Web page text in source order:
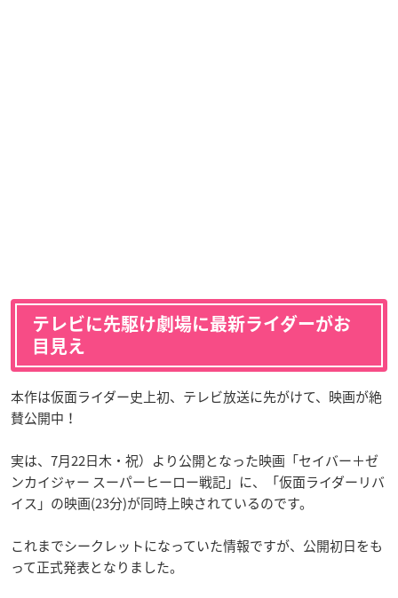
テレビに先駆け劇場に最新ライダーがお
目見え
本作は仮面ライダー史上初、テレビ放送に先がけて、映画が絶
賛公開中！
実は、7月22日木・祝）より公開となった映画「セイバー＋ゼ
ンカイジャー スーパーヒーロー戦記」に、「仮面ライダーリバ
イス」の映画(23分)が同時上映されているのです。
これまでシークレットになっていた情報ですが、公開初日をも
って正式発表となりました。